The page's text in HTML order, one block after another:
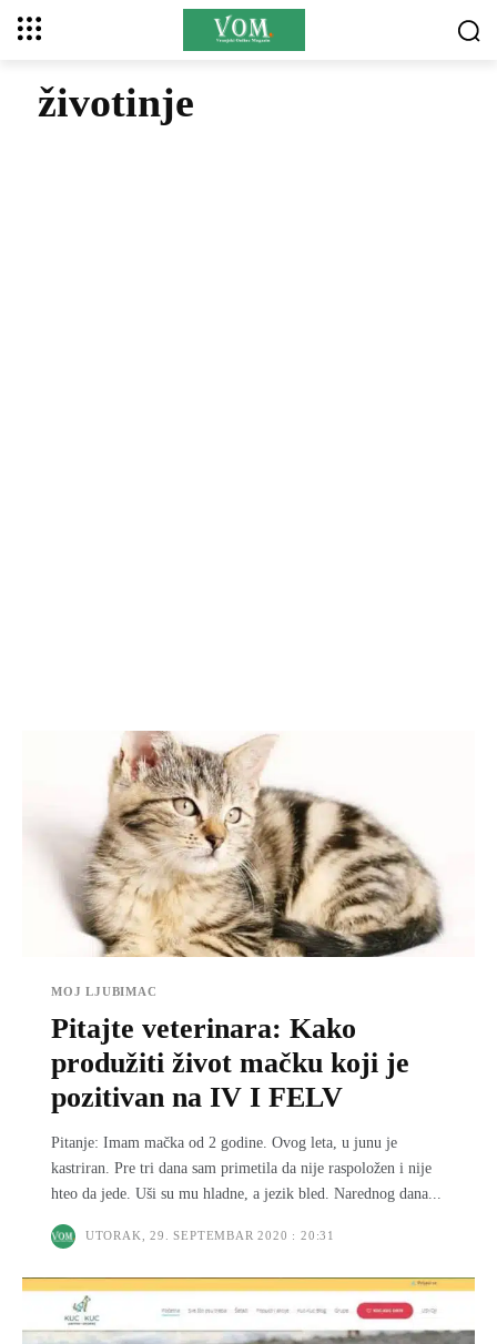
životinje
MOJ LJUBIMAC
Pitajte veterinara: Kako
produžiti život mačku koji je
pozitivan na IV I FELV
Pitanje: Imam mačka od 2 godine. Ovog leta, u junu je
kastriran. Pre tri dana sam primetila da nije raspoložen i nije
hteo da jede. Uši su mu hladne, a jezik bled. Narednog dana...
UTORAK, 29. SEPTEMBAR 2020 : 20:31